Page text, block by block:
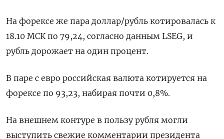
На форексе же пара доллар/рубль котировалась к
18.10 МСК по 79,24, согласно данным LSEG, и
рубль дорожает на один процент.
В паре с евро российская валюта котируется на
форексе по 93,23, набирая почти 0,8%.
На внешнем контуре в пользу рубля могли
выступить свежие комментарии президента